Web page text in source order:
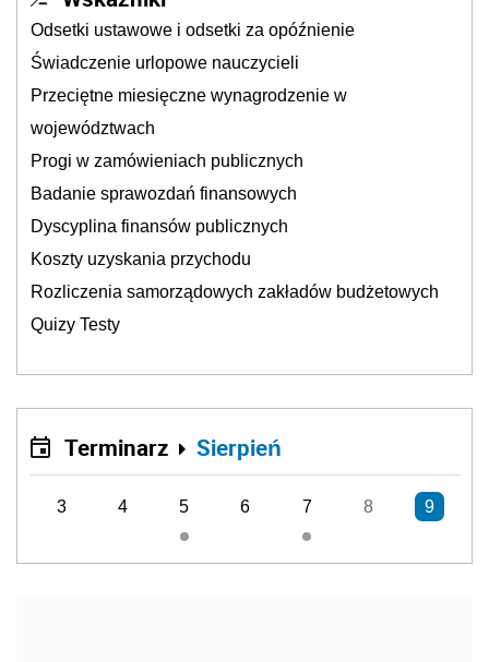
Odsetki ustawowe i odsetki za opóźnienie
Świadczenie urlopowe nauczycieli
Przeciętne miesięczne wynagrodzenie w
województwach
Progi w zamówieniach publicznych
Badanie sprawozdań finansowych
Dyscyplina finansów publicznych
Koszty uzyskania przychodu
Rozliczenia samorządowych zakładów budżetowych
Quizy Testy
Terminarz Sierpień
3 4 5 6 7 8 9